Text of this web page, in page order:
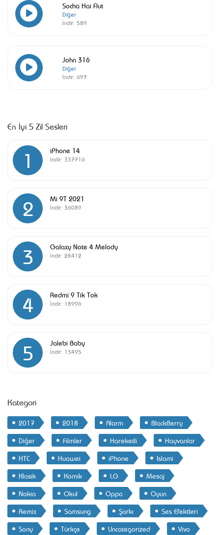
Socha Hai Flut
Diğer
İndir: 589
John 316
Diğer
İndir: 697
En İyi 5 Zil Sesleri
1 iPhone 14
İndir: 337716
2 Mi 9T 2021
İndir: 36089
3 Galaxy Note 4 Melody
İndir: 28412
4 Redmi 9 Tik Tok
İndir: 18996
5 Jalebi Baby
İndir: 13495
Kategori
2017 2018 Alarm
BlackBerry
Diğer
Filmler Hareketli
Hayvanlar
HTC
Huawei iPhone
Islami
Klasik
Komik LG
Mesaj
Nokia
Okul Oppo
Oyun
Remix
Samsung Şarkı
Ses Efektleri
Sony
Türkçe Uncategorized Vivo